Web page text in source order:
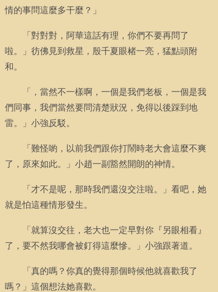
情的事問這麼多干麼？」
「對對對，阿華這話有理，你們不要再問了
啦。」彷佛見到救星，殷千夏眼楮一亮，猛點頭附
和。
「，當然不一樣啊，一個是我們老板，一個是我
們同事，我們當然要問清楚狀況，免得以後踩到地
雷。」小強反駁。
「難怪喲，以前我們跟你打鬧時老大會這麼不爽
了，原來如此。」小趙一副豁然開朗的神情。
「才不是呢，那時我們還沒交注啦。」看吧，她
就是怕這種情形發生。
「就算沒交往，老大也一定早對你『另眼相看』
了，要不然我哪會被釘得這麼慘。」小強跟著道。
「真的嗎？你真的覺得那個時候他就喜歡我了
嗎？」這個想法她喜歡。